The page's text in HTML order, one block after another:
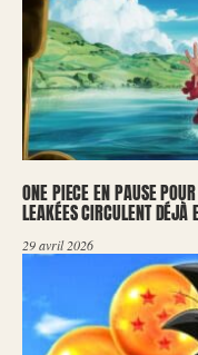
ONE PIECE EN PAUSE
LEAKÉES CIRCULENT DÉJÀ
29 avril 2026